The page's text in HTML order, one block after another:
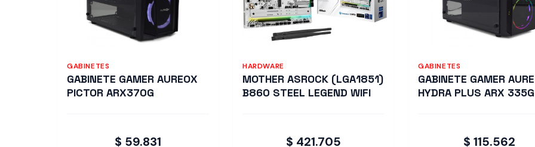
GABINETES
GABINETE GAMER AUREOX
PICTOR ARX370G
$ 59.831
HARDWARE
MOTHER ASROCK (LGA1851)
B860 STEEL LEGEND WIFI
$ 421.705
GABINETES
GABINETE GAMER
HYDRA PLUS ARX 335G
$ 115.562